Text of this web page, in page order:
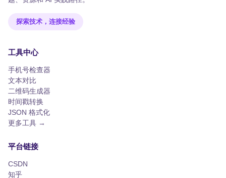
探索技术，连接经验
工具中心
手机号检查器
文本对比
二维码生成器
时间戳转换
JSON 格式化
更多工具 →
平台链接
CSDN
知乎